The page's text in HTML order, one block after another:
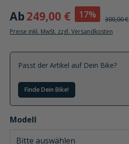
Ab249,00 € 17% 300,00 €
Preise inkl. MwSt. zzgl. Versandkosten
Passt der Artikel auf Dein Bike?
Finde Dein Bike!
Modell
auswählen